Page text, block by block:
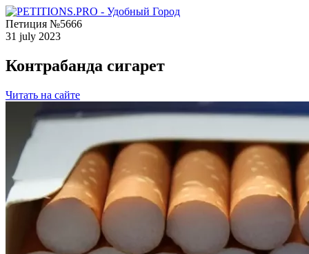
Петиция №5666
31 july 2023
Контрабанда сигарет
Читать на сайте